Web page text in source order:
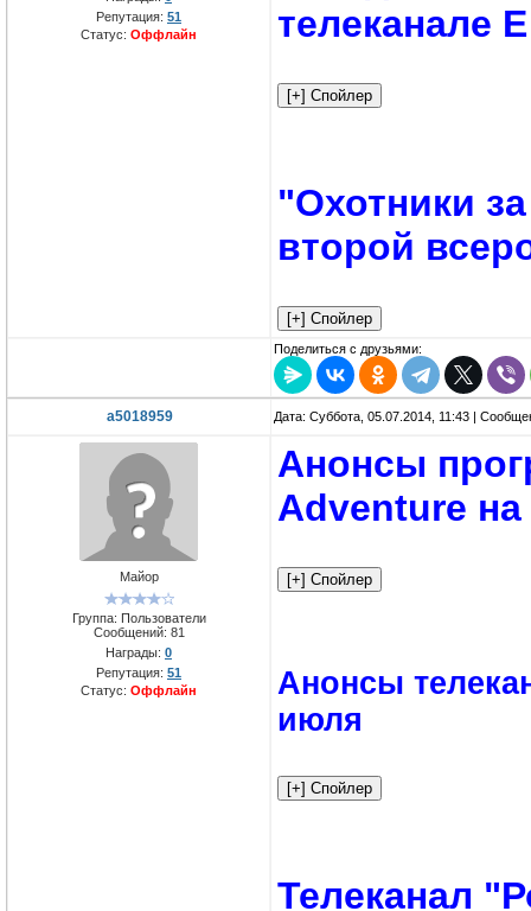
Репутация: 51
Статус: Оффлайн
телеканале
"Охотники
второй
Поделиться с друзьями:
a5018959 Дата: Суббота, 05.07.2014, 11:43 |
Майор
Группа: Пользователи
Сообщений: 81
Награды: 0
Репутация: 51
Статус: Оффлайн
Анонсы
Adventure
Анонсы
июля
Телеканал